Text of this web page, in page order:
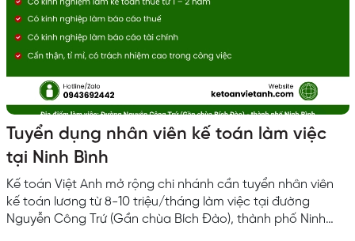
Tuyển dụng nhân viên kế toán làm việc
tại Ninh Bình
Kế toán Việt Anh mở rộng chi nhánh cần tuyển nhân viên
kế toán lương từ 8-10 triệu/tháng làm việc tại đường
Nguyễn Công Trứ (Gần chùa Bích Đào), thành phố Ninh